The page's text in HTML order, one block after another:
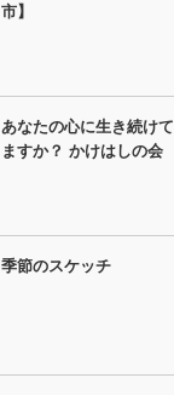
市】
あなたの心に生き続け
ますか？ かけはしの会
季節のスケッチ